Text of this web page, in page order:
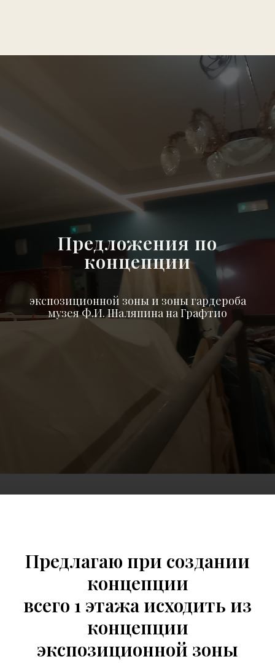
Предложения по
концепции
экспозиционной зоны и зоны гардероба
музея Ф.И. Шаляпина на Графтио
Предлагаю при создании
концепции
всего 1 этажа исходить из
концепции
экспозиционной зоны